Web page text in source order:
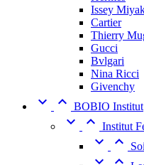
Issey
Cartier
Thierry
Gucci
Bvlgari
Nina Ricci
Givenchy
  BOBIO Institut
  Institut
 
 